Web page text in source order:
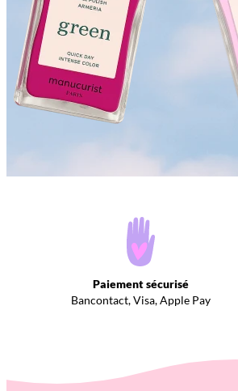
Paiement sécurisé
Bancontact, Visa, Apple Pay